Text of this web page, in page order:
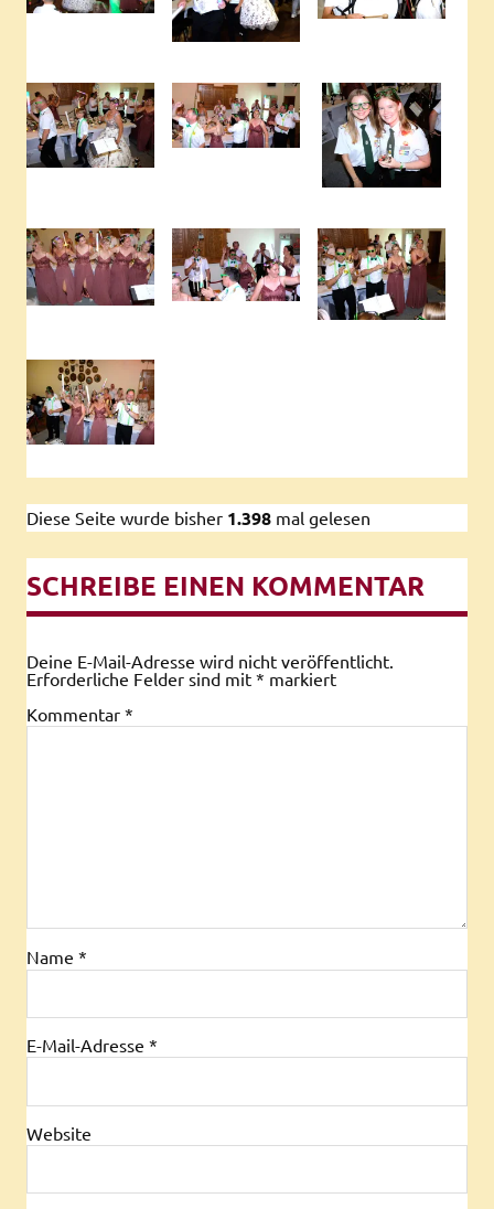
Diese Seite wurde bisher 1.398 mal gelesen
SCHREIBE EINEN KOMMENTAR
Deine E-Mail-Adresse wird nicht veröffentlicht.
Erforderliche Felder sind mit * markiert
Kommentar *
Name *
E-Mail-Adresse *
Website